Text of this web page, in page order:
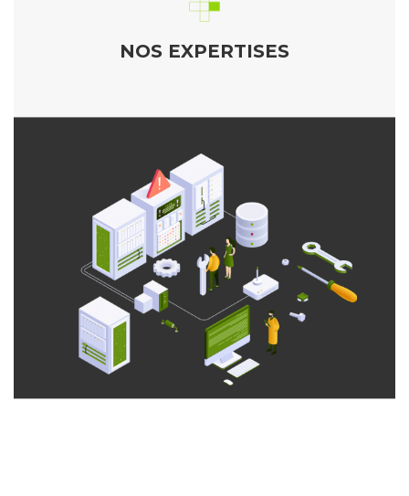
NOS EXPERTISES